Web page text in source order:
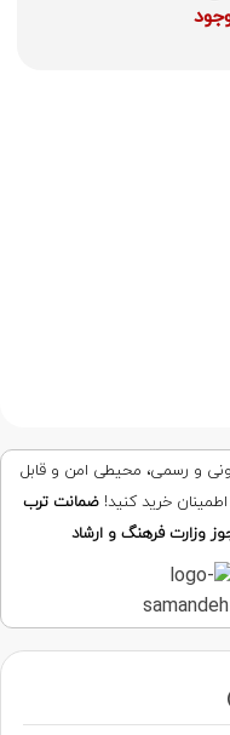
با برخورداری از ۳ مجوز قانونی و رسمی، محیطی امن و قابل
اطمینان خرید کنید!ضمانت ترب
وزارت فرهنگ و ارشاد